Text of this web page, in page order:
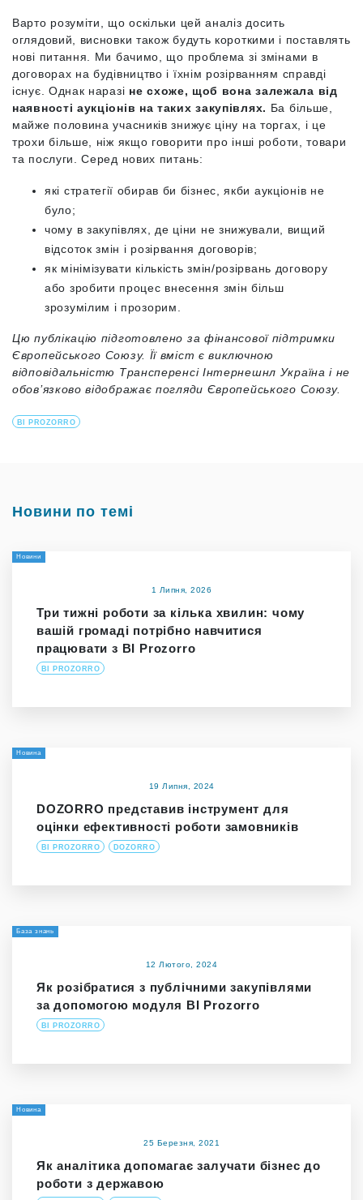
Варто розуміти, що оскільки цей аналіз досить
оглядовий, висновки також будуть короткими і поставлять
нові питання. Ми бачимо, що проблема зі змінами в
договорах на будівництво і їхнім розірванням справді
існує. Однак наразі не схоже, щоб вона залежала від
наявності аукціонів на таких закупівлях. Ба більше,
майже половина учасників знижує ціну на торгах, і це
трохи більше, ніж якщо говорити про інші роботи, товари
та послуги. Серед нових питань:
які стратегії обирав би бізнес, якби аукціонів не
було;
чому в закупівлях, де ціни не знижували, вищий
відсоток змін і розірвання договорів;
як мінімізувати кількість змін/розірвань договору
або зробити процес внесення змін більш
зрозумілим і прозорим.
Цю публікацію підготовлено за фінансової підтримки
Європейського Союзу. Її вміст є виключною
відповідальністю Трансперенсі Інтернешнл Україна і не
обов’язково відображає погляди Європейського Союзу.
BI PROZORRO
Новини по темі
Новини
1 Липня, 2026
Три тижні роботи за кілька хвилин: чому
вашій громаді потрібно навчитися
працювати з BI Prozorro
BI PROZORRO
Новина
19 Липня, 2024
DOZORRO представив інструмент для
оцінки ефективності роботи замовників
BI PROZORRO DOZORRO
База знань
12 Лютого, 2024
Як розібратися з публічними закупівлями
за допомогою модуля BI Prozorro
BI PROZORRO
Новина
25 Березня, 2021
Як аналітика допомагає залучати бізнес до
роботи з державою